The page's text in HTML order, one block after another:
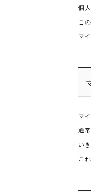
個
こ
マ
マ
通
い
こ